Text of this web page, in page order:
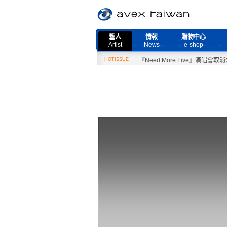
藝人
Artist
情報
News
購物中心
e-shop
HOTISSUE
2月27日『Need More Live』演唱會取消公告